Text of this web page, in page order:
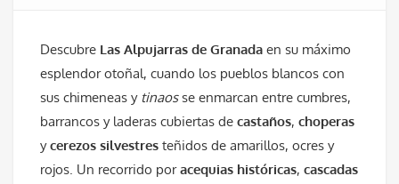
Descubre Las Alpujarras de Granada en su máximo
esplendor otoñal, cuando los pueblos blancos con
sus chimeneas y tinaosse enmarcan entre cumbres,
barrancos y laderas cubiertas de castaños, choperas
ycerezos silvestres teñidos de amarillos, ocres y
rojos. Un recorrido poracequias históricas, cascadas